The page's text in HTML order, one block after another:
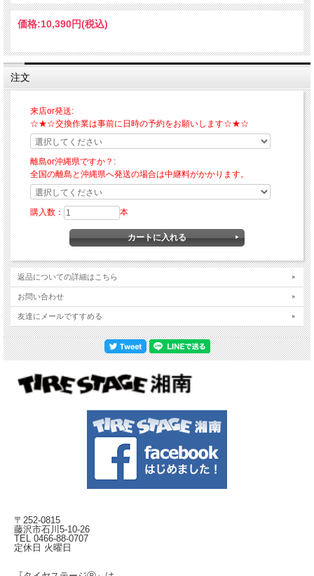
価格:10,390円(税込)
注文
来店or発送:
☆★☆交換作業は事前に日時の予約をお願いします☆★☆
離島or沖縄県ですか？:
全国の離島と沖縄県へ発送の場合は中継料がかかります。
購入数： 本
返品についての詳細はこちら
お問い合わせ
友達にメールですすめる
〒252-0815
藤沢市石川5-10-26
TEL 0466-88-0707
定休日 火曜日